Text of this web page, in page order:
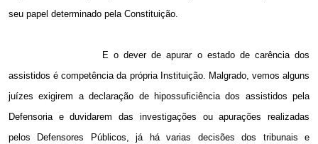
seu papel determinado pela Constituição.
E o dever de apurar o estado de carência dos
assistidos é competência da própria Instituição. Malgrado, vemos alguns
juízes exigirem a declaração de hipossuficiência dos assistidos pela
Defensoria e duvidarem das investigações ou apurações realizadas
pelos Defensores Públicos, já há varias decisões dos tribunais e